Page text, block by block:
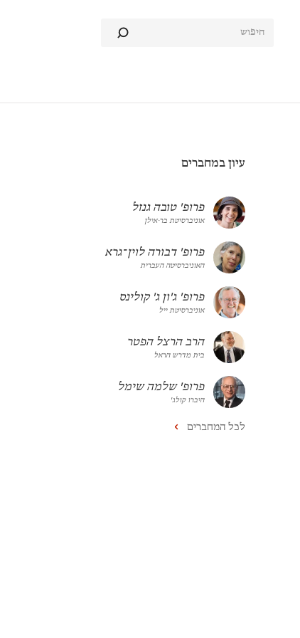
עיון במחברים
פרופ' טובה גנזל
אוניברסיטת בר-אילן
פרופ' דבורה לוין־גרא
האוניברסיטה העברית
פרופ' ג'ון ג' קולינס
אוניברסיטת ייל
הרב הרצל הפטר
בית מדרש הראל
פרופ' שלמה שימל
היברו קולג'
לכל המחברים